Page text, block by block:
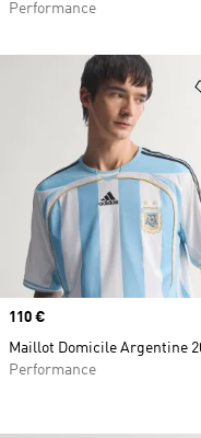
Performance
Prix
110 €
Maillot Domicile Argentine
Performance